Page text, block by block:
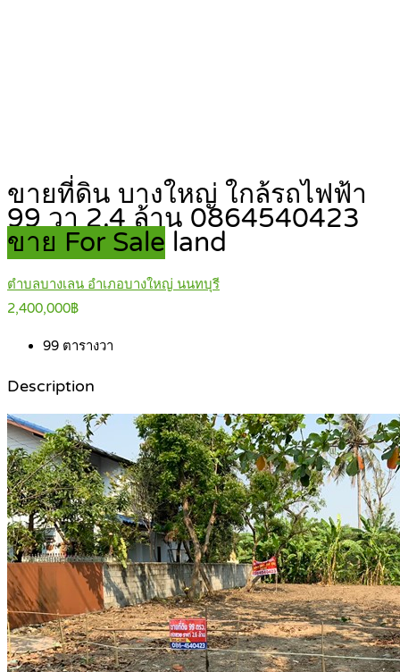
ขายที่ดิน บางใหญ่ ใกล้รถไฟฟ้า
99 วา 2.4 ล้าน 0864540423
ขาย For Sale land
ตำบลบางเลน อำเภอบางใหญ่ นนทบุรี
2,400,000฿
99 ตารางวา
Description